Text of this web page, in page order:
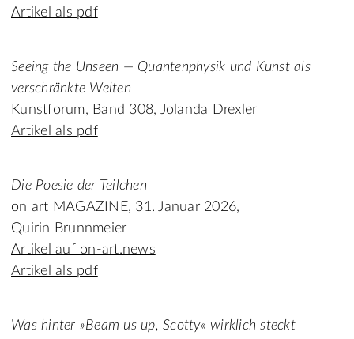
Artikel als pdf
Seeing the Unseen — Quantenphysik und Kunst als
verschränkte Welten
Kunstforum, Band 308, Jolanda Drexler
Artikel als pdf
Die Poesie der Teilchen
on art MAGAZINE, 31. Januar 2026,
Quirin Brunnmeier
Artikel auf on-art.news
Artikel als pdf
Was hinter »Beam us up, Scotty« wirklich steckt